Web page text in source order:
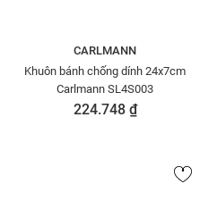
CARLMANN
Khuôn bánh chống dính 24x7cm
Carlmann SL4S003
224.748 ₫